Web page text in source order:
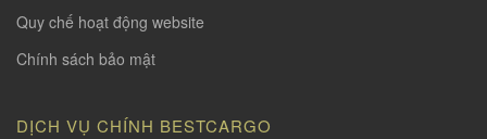
Quy chế hoạt động website
Chính sách bảo mật
DỊCH VỤ CHÍNH BESTCARGO